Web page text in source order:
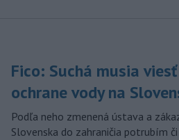
Fico: Suchá musia
ochrane vody na
Podľa neho zmenená ústava a
Slovenska do zahraničia potrubím